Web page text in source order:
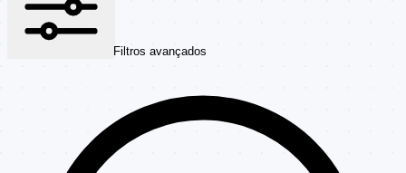
Filtros avançados